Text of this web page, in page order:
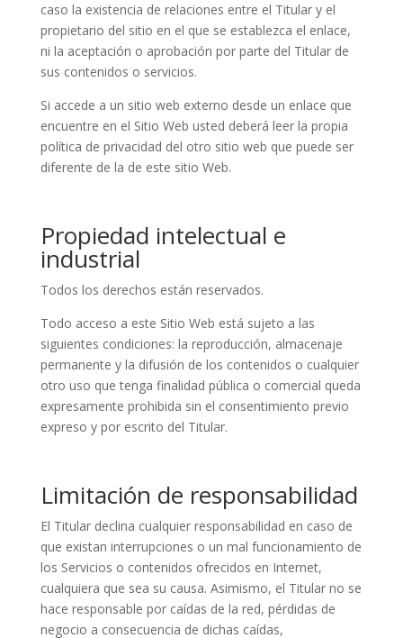
caso la existencia de relaciones entre el Titular y el
propietario del sitio en el que se establezca el enlace,
ni la aceptación o aprobación por parte del Titular de
sus contenidos o servicios.
Si accede a un sitio web externo desde un enlace que
encuentre en el Sitio Web usted deberá leer la propia
política de privacidad del otro sitio web que puede ser
diferente de la de este sitio Web.
Propiedad intelectual e
industrial
Todos los derechos están reservados.
Todo acceso a este Sitio Web está sujeto a las
siguientes condiciones: la reproducción, almacenaje
permanente y la difusión de los contenidos o cualquier
otro uso que tenga finalidad pública o comercial queda
expresamente prohibida sin el consentimiento previo
expreso y por escrito del Titular.
Limitación de responsabilidad
El Titular declina cualquier responsabilidad en caso de
que existan interrupciones o un mal funcionamiento de
los Servicios o contenidos ofrecidos en Internet,
cualquiera que sea su causa. Asimismo, el Titular no se
hace responsable por caídas de la red, pérdidas de
negocio a consecuencia de dichas caídas,